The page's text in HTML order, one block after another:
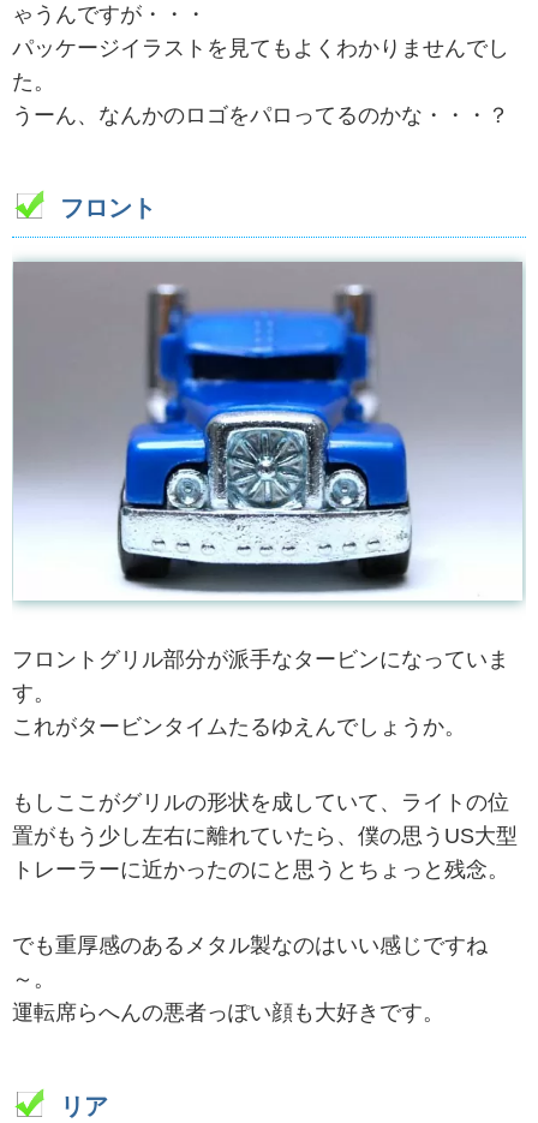
ゃうんですが・・・
パッケージイラストを見てもよくわかりませんでし
た。
うーん、なんかのロゴをパロってるのかな・・・？
フロント
フロントグリル部分が派手なタービンになっていま
す。
これがタービンタイムたるゆえんでしょうか。
もしここがグリルの形状を成していて、ライトの位
置がもう少し左右に離れていたら、僕の思うUS大型
トレーラーに近かったのにと思うとちょっと残念。
でも重厚感のあるメタル製なのはいい感じですね
～。
運転席らへんの悪者っぽい顔も大好きです。
リア